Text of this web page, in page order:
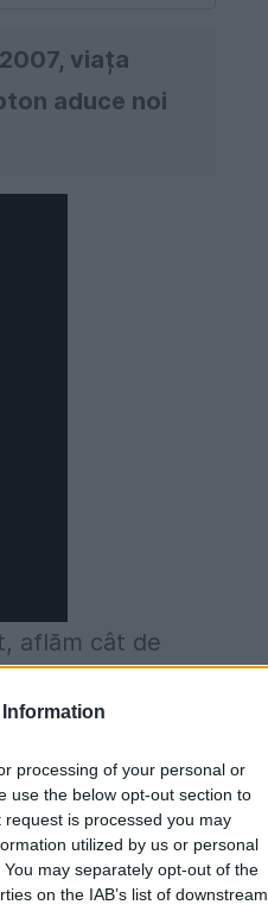
processing of your personal or
use the below opt-out section to
is processed you may
utilized by us or personal
may separately opt-out of the
on the IAB’s list of downstream
viața
aduce noi
aflăm cât de
tânăr de
întru totul